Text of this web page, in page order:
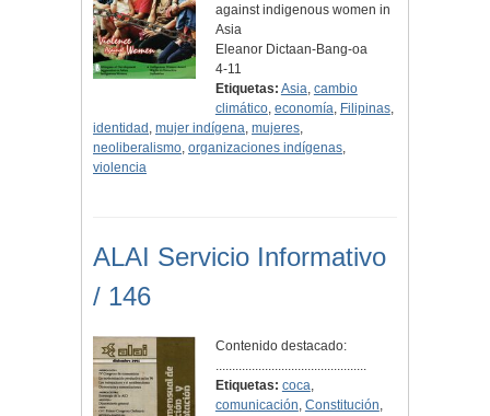
against indigenous women in
Asia
Eleanor Dictaan-Bang-oa
4-11
Etiquetas: Asia, cambio
climático, economía, Filipinas,
identidad , mujer indígena, mujeres,
neoliberalismo, organizaciones indígenas,
violencia
ALAI Servicio Informativo
/ 146
Contenido destacado:
..............................................
Etiquetas: coca,
comunicación, Constitución,